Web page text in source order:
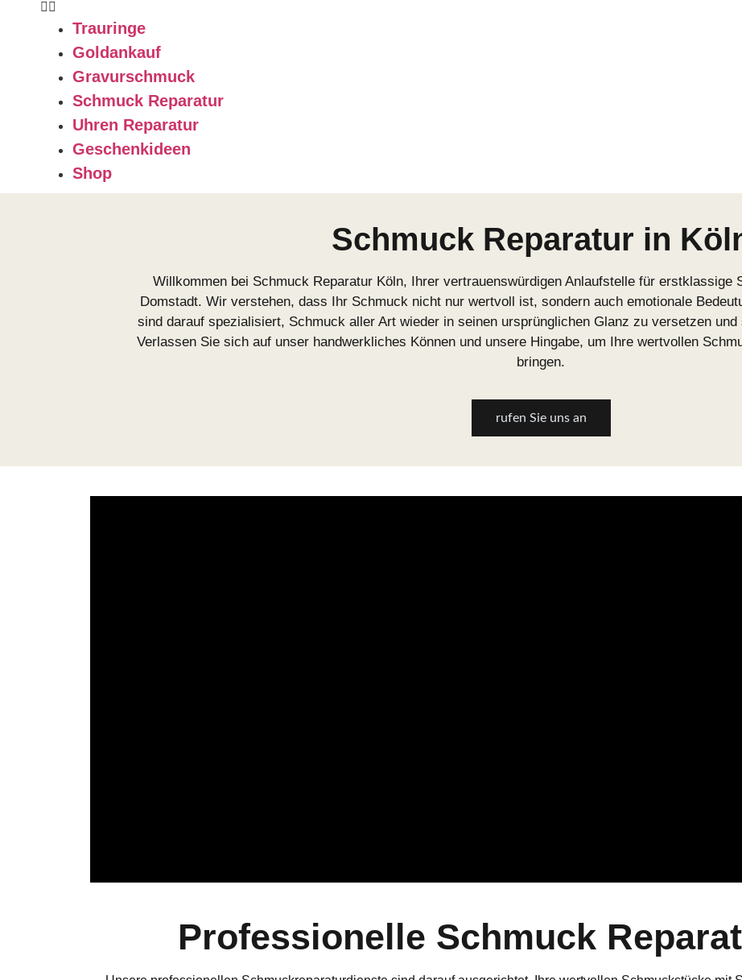
Trauringe
Goldankauf
Gravurschmuck
Schmuck Reparatur
Uhren Reparatur
Geschenkideen
Shop
Schmuck Reparatur in
Willkommen bei Schmuck Reparatur Köln, Ihrer vertrauenswürdigen Anlaufstelle für erstklassige
Domstadt. Wir verstehen, dass Ihr Schmuck nicht nur wertvoll ist, sondern auch emotionale
sind darauf spezialisiert, Schmuck aller Art wieder in seinen ursprünglichen Glanz zu versetzen
Verlassen Sie sich auf unser handwerkliches Können und unsere Hingabe, um Ihre wertvollen
bringen.
rufen Sie uns an
Professionelle Schmuck